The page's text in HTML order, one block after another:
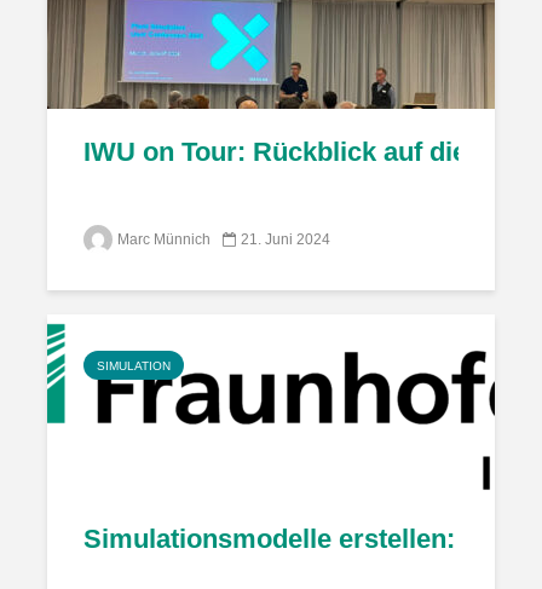
IWU on Tour: Rückblick auf die
Marc Münnich 21. Juni 2024
SIMULATION
Simulationsmodelle erstellen: Geht